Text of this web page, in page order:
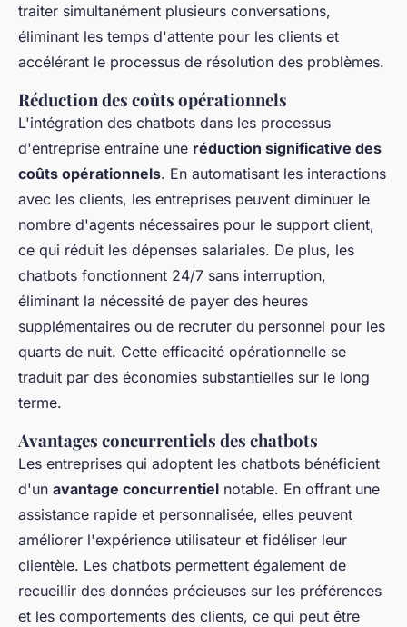
traiter simultanément plusieurs conversations,
éliminant les temps d'attente pour les clients et
accélérant le processus de résolution des problèmes.
Réduction des coûts opérationnels
L'intégration des chatbots dans les processus
d'entreprise entraîne une réduction significative des
coûts opérationnels. En automatisant les interactions
avec les clients, les entreprises peuvent diminuer le
nombre d'agents nécessaires pour le support client,
ce qui réduit les dépenses salariales. De plus, les
chatbots fonctionnent 24/7 sans interruption,
éliminant la nécessité de payer des heures
supplémentaires ou de recruter du personnel pour les
quarts de nuit. Cette efficacité opérationnelle se
traduit par des économies substantielles sur le long
terme.
Avantages concurrentiels des chatbots
Les entreprises qui adoptent les chatbots bénéficient
d'un avantage concurrentiel notable. En offrant une
assistance rapide et personnalisée, elles peuvent
améliorer l'expérience utilisateur et fidéliser leur
clientèle. Les chatbots permettent également de
recueillir des données précieuses sur les préférences
et les comportements des clients, ce qui peut être